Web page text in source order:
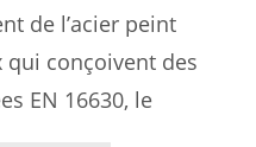
de l’acier peint
qui conçoivent des
EN 16630, le